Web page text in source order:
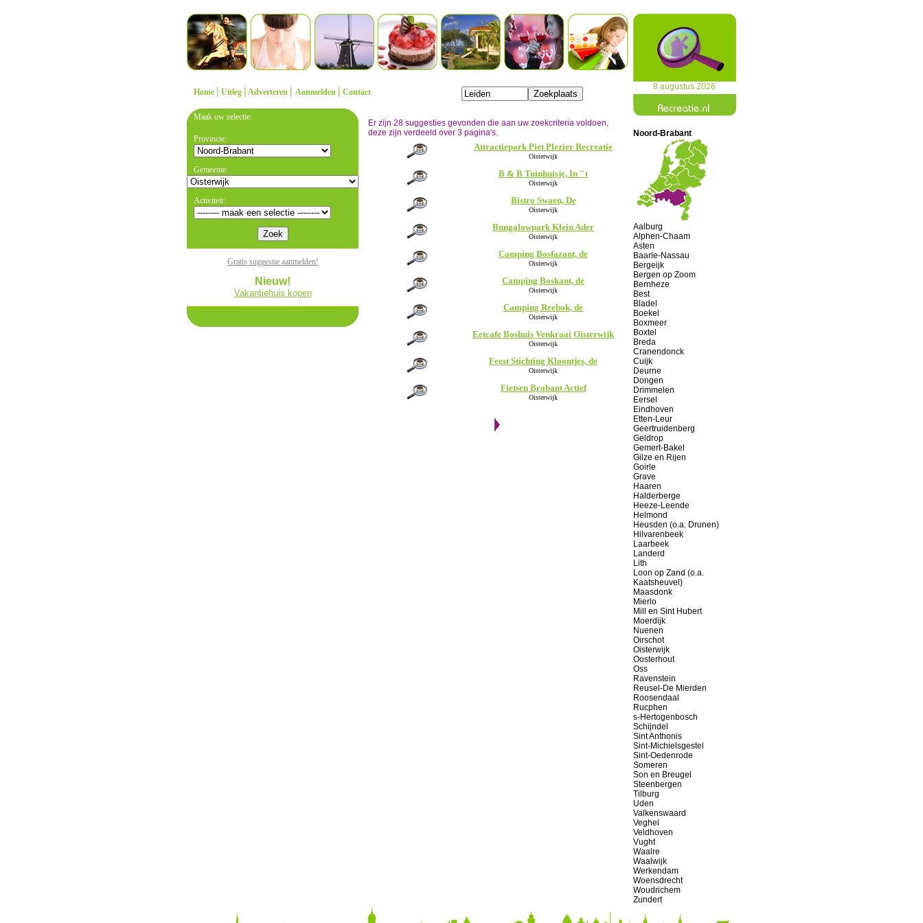
Home | Uitleg | Adverteren | Aanmelden | Contact
8 augustus 2026
Maak uw selectie:
Provincie:
Gemeente:
Activiteit:
Gratis suggestie aanmelden!
Nieuw!
Vakantiehuis kopen
Er zijn 28 suggesties gevonden die aan uw zoekcriteria voldoen,
deze zijn verdeeld over 3 pagina's.
Attractiepark Piet Plezier Recreatie
Oisterwijk
B & B Tuinhuisje, In ''t
Oisterwijk
Bistro Swaen, De
Oisterwijk
Bungalowpark Klein Ader
Oisterwijk
Camping Bosfazant, de
Oisterwijk
Camping Boskant, de
Oisterwijk
Camping Reebok, de
Oisterwijk
Eetcafe Boshuis Venkraai Oisterwijk
Oisterwijk
Feest Stichting Kloontjes, de
Oisterwijk
Fietsen Brabant Actief
Oisterwijk
Noord-Brabant
Aalburg
Alphen-Chaam
Asten
Baarle-Nassau
Bergeijk
Bergen op Zoom
Bernheze
Best
Bladel
Boekel
Boxmeer
Boxtel
Breda
Cranendonck
Cuijk
Deurne
Dongen
Drimmelen
Eersel
Eindhoven
Etten-Leur
Geertruidenberg
Geldrop
Gemert-Bakel
Gilze en Rijen
Goirle
Grave
Haaren
Halderberge
Heeze-Leende
Helmond
Heusden (o.a. Drunen)
Hilvarenbeek
Laarbeek
Landerd
Lith
Loon op Zand (o.a.
Kaatsheuvel)
Maasdonk
Mierlo
Mill en Sint Hubert
Moerdijk
Nuenen
Oirschot
Oisterwijk
Oosterhout
Oss
Ravenstein
Reusel-De Mierden
Roosendaal
Rucphen
s-Hertogenbosch
Schijndel
Sint Anthonis
Sint-Michielsgestel
Sint-Oedenrode
Someren
Son en Breugel
Steenbergen
Tilburg
Uden
Valkenswaard
Veghel
Veldhoven
Vught
Waalre
Waalwijk
Werkendam
Woensdrecht
Woudrichem
Zundert